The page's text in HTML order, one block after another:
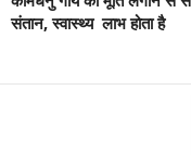
संतान, स्वास्थ्य लाभ होता है